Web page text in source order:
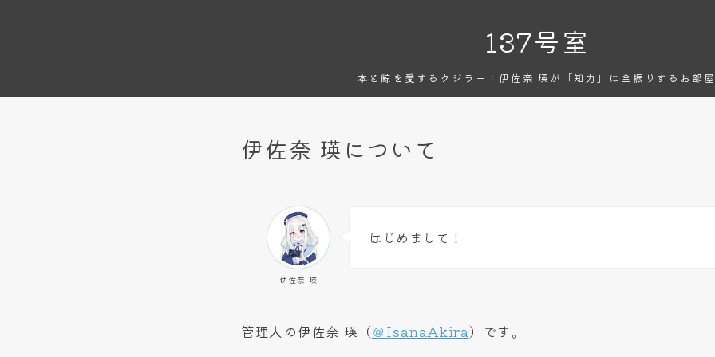
137号室
本と鯨を愛するクジラー：伊佐奈 瑛が「知力」に全振りするお部屋
伊佐奈 瑛について
伊佐奈 瑛
はじめまして！
管理人の伊佐奈 瑛（＠IsanaAkira）です。